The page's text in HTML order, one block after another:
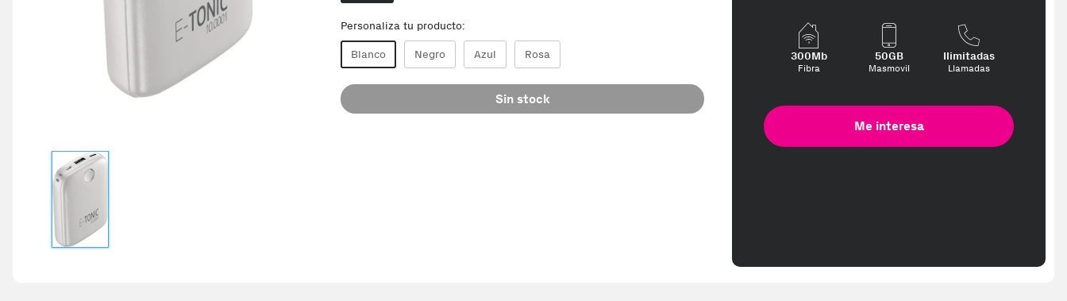
Personaliza tu producto:
Blanco Negro Azul Rosa
Sin stock
300Mb
Fibra
50GB
Masmovil
Ilimitadas
Llamadas
Me interesa